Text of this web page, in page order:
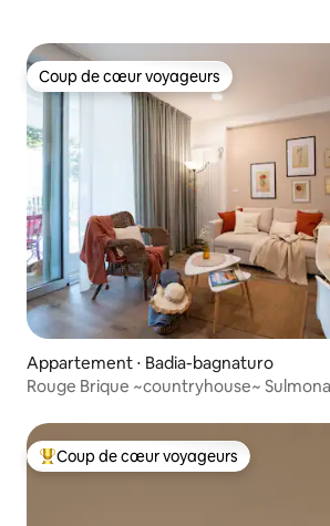
Coup de cœur voyageurs
Coup de cœur voyageurs
Appartement ⋅ Badia-bagnaturo
Rouge Brique ~countryhouse~ Sulmona
Coups de cœur voyageurs les plus
Coup de cœur voyageurs